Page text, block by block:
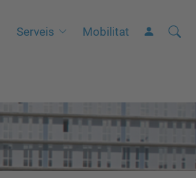
Serveis Mobilitat Cerca
C
a
v
a